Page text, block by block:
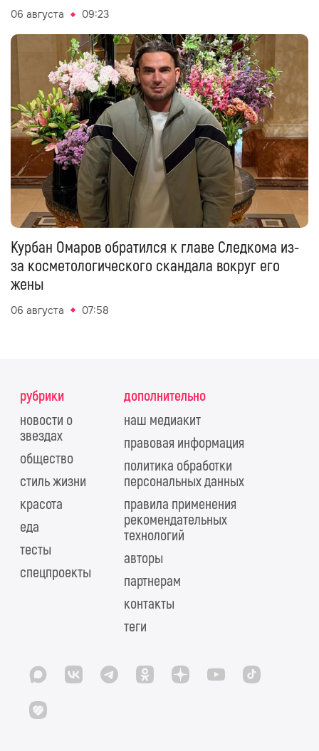
06 августа 09:23
Курбан Омаров обратился к главе Следкома из-
за косметологического скандала вокруг его
жены
06 августа 07:58
рубрики
новости о
звездах
общество
стиль жизни
красота
еда
тесты
спецпроекты
дополнительно
наш медиакит
правовая информация
политика обработки
персональных данных
правила применения
рекомендательных
технологий
авторы
партнерам
контакты
теги